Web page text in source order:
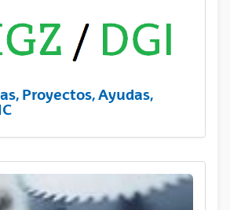
Proyectos, Ayudas,